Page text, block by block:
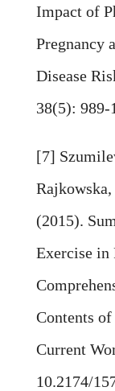
Impact of
Pregnancy
Disease
38(5): 989-
[7]
(2015).
Exercise in
Contents of
Current
10.2174/